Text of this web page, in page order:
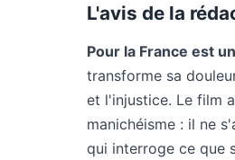
L'avis de la
Pour la France est
transforme sa
et l'injustice. Le film
manichéisme : il ne
qui interroge ce que